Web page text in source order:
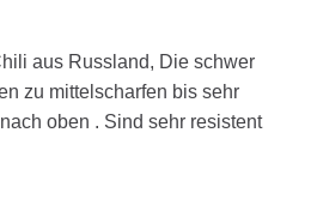
aus Russland, Die schwer
zu mittelscharfen bis sehr
oben . Sind sehr resistent